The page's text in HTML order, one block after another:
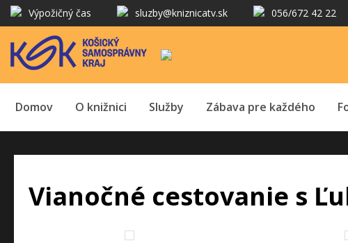
Výpožičný čas sluzby@kniznicatv.sk 056/672 42 22
Domov O knižnici Služby Zábava pre každého
Vianočné cestovanie s